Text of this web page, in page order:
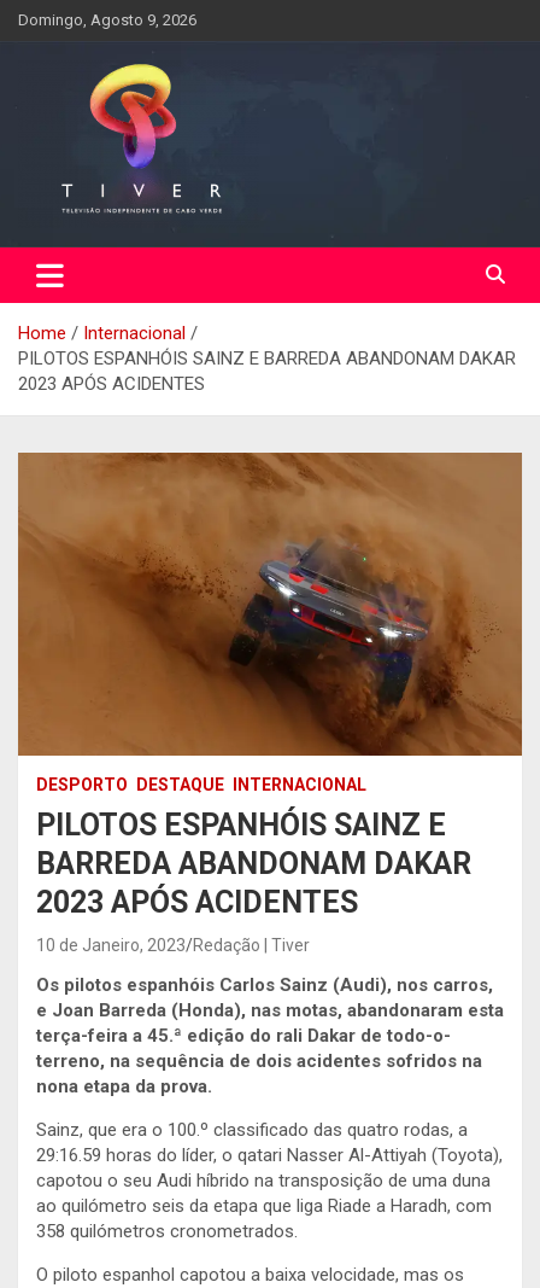
SkipDomingo, Agosto 9, 2026
Home
Internacional
PILOTOS ESPANHÓIS SAINZ E BARREDA ABANDONAM DAKAR
2023 APÓS ACIDENTES
DESPORTO DESTAQUE INTERNACIONAL
PILOTOS ESPANHÓIS SAINZ E
BARREDA ABANDONAM DAKAR
2023 APÓS ACIDENTES
10 de Janeiro, 2023 Redação | Tiver
Os pilotos espanhóis Carlos Sainz (Audi), nos carros,
e Joan Barreda (Honda), nas motas, abandonaram esta
terça-feira a 45.ª edição do rali Dakar de todo-o-
terreno, na sequência de dois acidentes sofridos na
nona etapa da prova.
Sainz, que era o 100.º classificado das quatro rodas, a
29:16.59 horas do líder, o qatari Nasser Al-Attiyah (Toyota),
capotou o seu Audi híbrido na transposição de uma duna
ao quilómetro seis da etapa que liga Riade a Haradh, com
358 quilómetros cronometrados.
O piloto espanhol capotou a baixa velocidade, mas os